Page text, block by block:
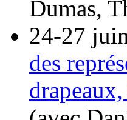
Dumas,
24-27
des